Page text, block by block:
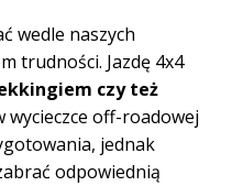
wedle naszych
trudności. Jazdę 4x4
czy też
wycieczce off-roadowej
jednak
odpowiednią